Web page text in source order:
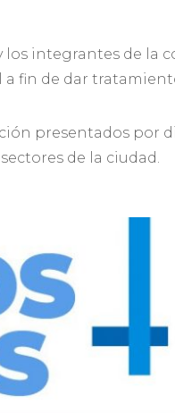
los integrantes de la
fin de dar
presentados por
de la ciudad.